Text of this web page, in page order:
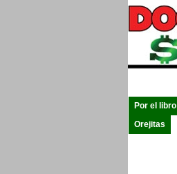
Por el libro
Orejitas